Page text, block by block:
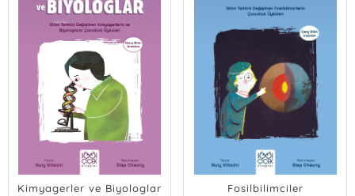
Kimyagerler ve Biyologlar Fosilbilimciler